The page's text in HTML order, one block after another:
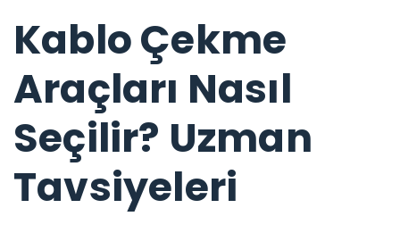
Kablo Çekme
Araçları Nasıl
Seçilir? Uzman
Tavsiyeleri